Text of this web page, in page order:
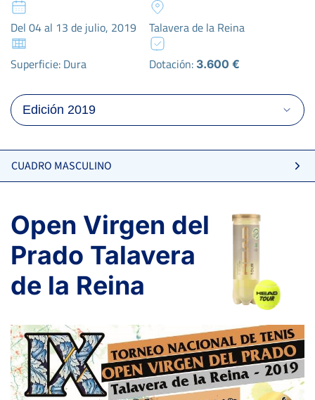
Del 04 al 13 de julio, 2019 Talavera de la Reina
Superficie: Dura Dotación: 3.600 €
CUADRO MASCULINO
GARCIA VAZQUEZ, C.
CONGREGADO PIÑERO, D.
ARAUZO MARTÍNEZ, S.
-
- ---
Open Virgen del
Prado Talavera
de la Reina